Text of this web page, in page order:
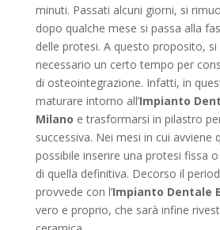
minuti. Passati alcuni giorni, si
dopo qualche mese si passa alla
delle protesi. A questo proposito, si
necessario un certo tempo per
di osteointegrazione. Infatti, in
maturare intorno all’Impianto
Milano e trasformarsi in pilastro
successiva. Nei mesi in cui avviene
possibile inserire una protesi fissa
di quella definitiva. Decorso il
provvede con l’Impianto Dentale
vero e proprio, che sarà infine